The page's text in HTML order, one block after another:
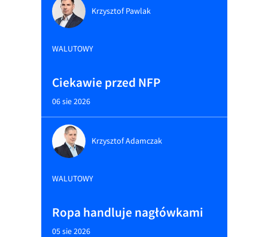
Krzysztof Pawlak
WALUTOWY
Ciekawie przed NFP
06 sie 2026
Krzysztof Adamczak
WALUTOWY
Ropa handluje nagłówkami
05 sie 2026